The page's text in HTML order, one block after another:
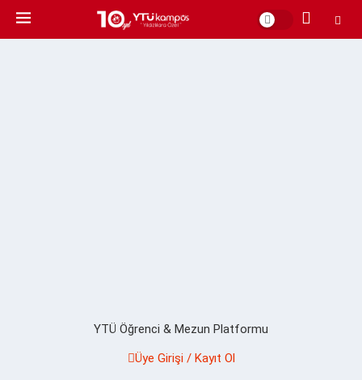
YTÜ Öğrenci & Mezun Platformu
Üye Girişi / Kayıt Ol